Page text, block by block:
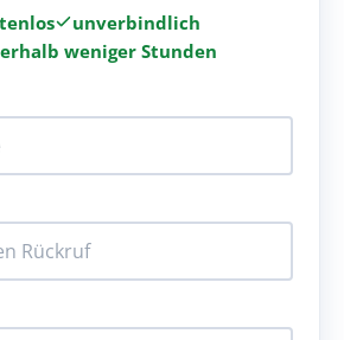
unverbindlich
weniger Stunden